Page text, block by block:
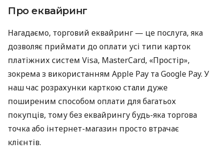
Про еквайринг
Нагадаємо, торговий еквайринг — це послуга, яка
дозволяє приймати до оплати усі типи карток
платіжних систем Visa, MasterCard, «Простір»,
зокрема з використанням Apple Pay та Google Pay. У
наш час розрахунки карткою стали дуже
поширеним способом оплати для багатьох
покупців, тому без еквайрингу будь-яка торгова
точка або інтернет-магазин просто втрачає
клієнтів.